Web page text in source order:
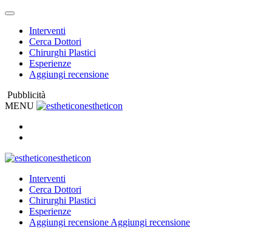
Interventi
Cerca Dottori
Chirurghi Plastici
Esperienze
Aggiungi recensione
Pubblicità
MENU
estheticon
estheticon
Interventi
Cerca Dottori
Chirurghi Plastici
Esperienze
Aggiungi recensione Aggiungi recensione